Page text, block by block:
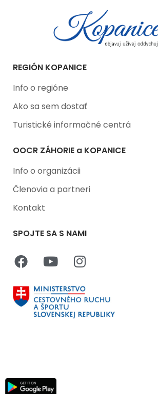
REGIÓN KOPANICE
Info o regióne
Ako sa sem dostať
Turistické informačné centrá
OOCR ZÁHORIE a KOPANICE
Info o organizácii
Členovia a partneri
Kontakt
SPOJTE SA S NAMI